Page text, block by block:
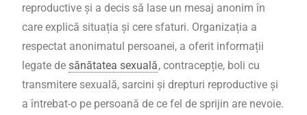
reproductive și a decis să lase un mesaj anonim în
care explică situația și cere sfaturi. Organizația a
respectat anonimatul persoanei, a oferit informații
legate de sănătatea sexuală, contracepție, boli cu
transmitere sexuală, sarcini și drepturi reproductive și
a întrebat-o pe persoană de ce fel de sprijin are nevoie.